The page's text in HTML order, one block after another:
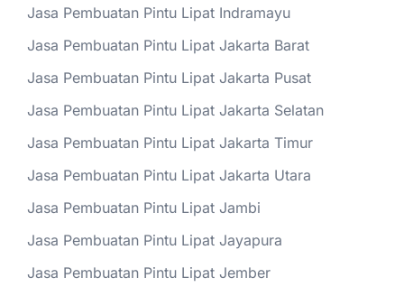
Jasa Pembuatan Pintu Lipat Indramayu
Jasa Pembuatan Pintu Lipat Jakarta Barat
Jasa Pembuatan Pintu Lipat Jakarta Pusat
Jasa Pembuatan Pintu Lipat Jakarta Selatan
Jasa Pembuatan Pintu Lipat Jakarta Timur
Jasa Pembuatan Pintu Lipat Jakarta Utara
Jasa Pembuatan Pintu Lipat Jambi
Jasa Pembuatan Pintu Lipat Jayapura
Jasa Pembuatan Pintu Lipat Jember